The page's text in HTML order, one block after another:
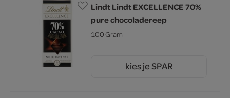
Lindt Lindt EXCELLENCE 70%
pure chocoladereep
100 Gram
kies je SPAR